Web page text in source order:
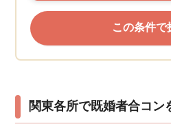
関東各所で既婚者合コン